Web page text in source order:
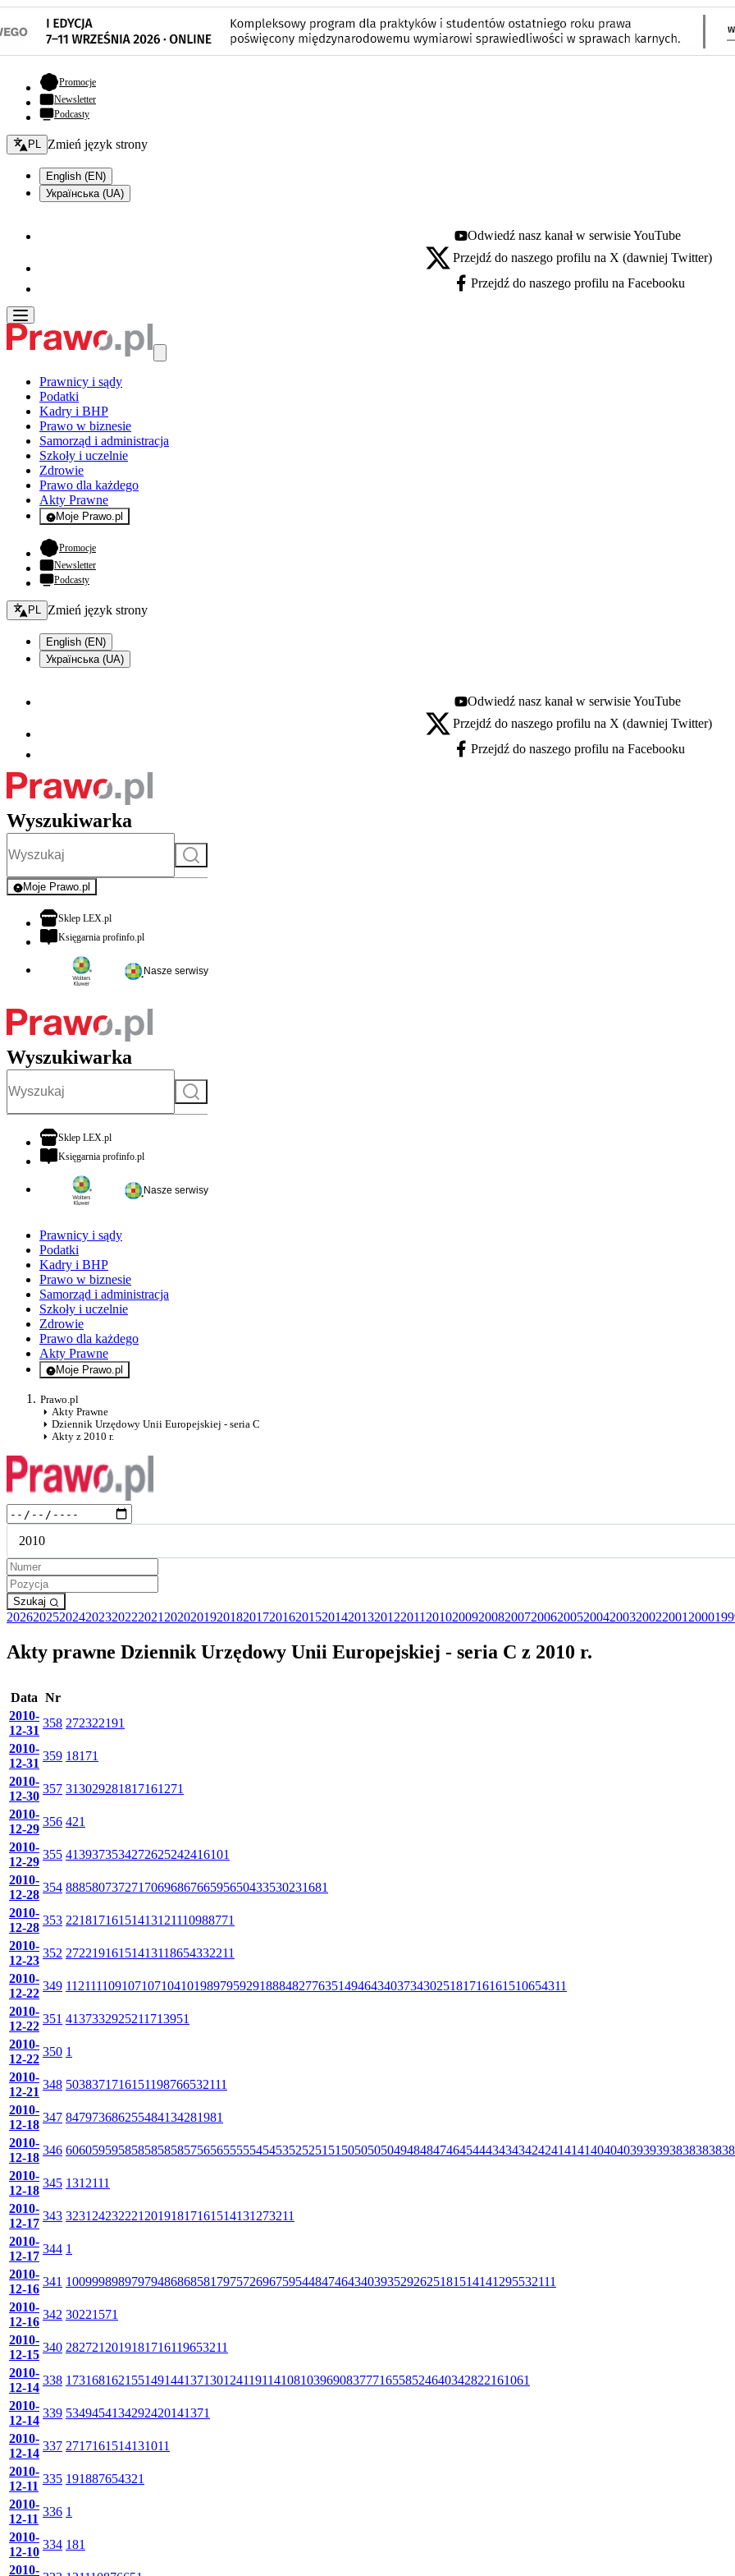
Promocje- otwiera się w nowej karcie
Newsletter
Podcasty
Zmień język - bieżący:
PL Zmień język strony
English (EN)
Українська (UA)
Youtube - otwiera się w nowej karcie
Odwiedź nasz kanał w serwisie YouTube
X - otwiera się w nowej karcie
Przejdź do naszego profilu na X (dawniej Twitter)
Facebook - otwiera się w nowej karcie
Przejdź do naszego profilu na Facebooku
Prawnicy i sądy
Podatki
Kadry i BHP
Prawo w biznesie
Samorząd i administracja
Szkoły i uczelnie
Zdrowie
Prawo dla każdego
Akty Prawne
Moje Prawo.pl
- rejestracja i logowanie do serwisu
Promocje- otwiera się w nowej karcie
Newsletter
Podcasty
Zmień język - bieżący:
PL Zmień język strony
English (EN)
Українська (UA)
Youtube - otwiera się w nowej karcie
Odwiedź nasz kanał w serwisie YouTube
X - otwiera się w nowej karcie
Przejdź do naszego profilu na X (dawniej Twitter)
Facebook - otwiera się w nowej karcie
Przejdź do naszego profilu na Facebooku
Wyszukiwarka
Szukaj
Moje Prawo.pl
- rejestracja i logowanie do serwisu
Sklep LEX.plotwiera się w nowej karcie
Księgarnia profinfo.plotwiera się w nowej karcie
Nasze serwisy
Wyszukiwarka
Szukaj
Sklep LEX.plotwiera się w nowej karcie
Księgarnia profinfo.plotwiera się w nowej karcie
Nasze serwisy
Prawnicy i sądy
Podatki
Kadry i BHP
Prawo w biznesie
Samorząd i administracja
Szkoły i uczelnie
Zdrowie
Prawo dla każdego
Akty Prawne
Moje Prawo.pl
- rejestracja i logowanie do serwisu
Prawo.pl
Akty Prawne
Dziennik Urzędowy Unii Europejskiej - seria C
Akty z 2010 r.
2010
Szukaj
202620252024202320222021202020192018201720162015201420132012201120102009200820072006200520042003200220012000
Akty prawne Dziennik Urzędowy Unii Europejskiej - seria C z 2010 r.
Data Nr
2010-
12-31
358 272322191
2010-
12-31
359 18171
2010-
12-30
357 313029281817161271
2010-
12-29
356 421
2010-
12-29
355 4139373534272625242416101
2010-
12-28
354 888580737271 7069686766595650433530231681
2010-
12-28
353 22181716151413121110988771
2010-
12-23
352 27221916151413118654332211
2010-
12-22
349 11211110910710710410198979592918884827763514946434037343025181716161510654311
2010-
12-22
351 4137332925211713951
2010-
12-22
350 1
2010-
12-21
348 5038371716151198766532111
2010-
12-18
347 847973686255484134281981
2010-
12-18
346 6060595958585858585756565555545453525251 51 505050504948484746454443434342424141414040403939393838383838
2010-
12-18
345 1312111
2010-
12-17
343 3231 24232221 20191817161514131273211
2010-
12-17
344 1
2010-
12-16
341 10099989897979486868581 7975726967595448474643403935292625181514141295532111
2010-
12-16
342 30221571
2010-
12-15
340 282721 2019181716119653211
2010-
12-14
338 17316816215514914413713012411911410810396908377716558524640342822161061
2010-
12-14
339 5349454134292420141371
2010-
12-14
337 2717161514131011
2010-
12-11
335 191887654321
2010-
12-11
336 1
2010-
12-10
334 181
2010-